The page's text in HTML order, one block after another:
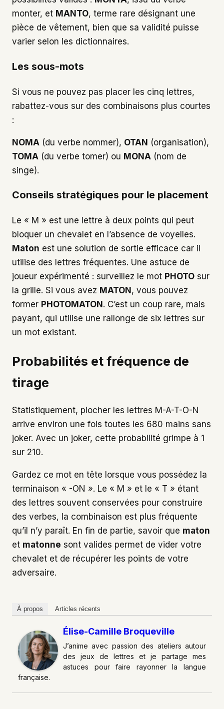
monter, et MANTO, terme rare désignant une
pièce de vêtement, bien que sa validité puisse
varier selon les dictionnaires.
Les sous-mots
Si vous ne pouvez pas placer les cinq lettres,
rabattez-vous sur des combinaisons plus courtes
:
NOMA (du verbe nommer), OTAN (organisation),
TOMA (du verbe tomer) ou MONA (nom de
singe).
Conseils stratégiques pour le placement
Le « M » est une lettre à deux points qui peut
bloquer un chevalet en l’absence de voyelles.
Maton est une solution de sortie efficace car il
utilise des lettres fréquentes. Une astuce de
joueur expérimenté : surveillez le mot PHOTO sur
la grille. Si vous avez MATON , vous pouvez
former PHOTOMATON . C’est un coup rare, mais
payant, qui utilise une rallonge de six lettres sur
un mot existant.
Probabilités et fréquence de
tirage
Statistiquement, piocher les lettres M-A-T-O-N
arrive environ une fois toutes les 680 mains sans
joker. Avec un joker, cette probabilité grimpe à 1
sur 210.
Gardez ce mot en tête lorsque vous possédez la
terminaison « -ON ». Le « M » et le « T » étant
des lettres souvent conservées pour construire
des verbes, la combinaison est plus fréquente
qu’il n’y paraît. En fin de partie, savoir que maton
et matonne sont valides permet de vider votre
chevalet et de récupérer les points de votre
adversaire.
À propos Articles récents
Élise-Camille Broqueville
J’anime avec passion des ateliers autour
des jeux de lettres et je partage mes
astuces pour faire rayonner la langue
française.